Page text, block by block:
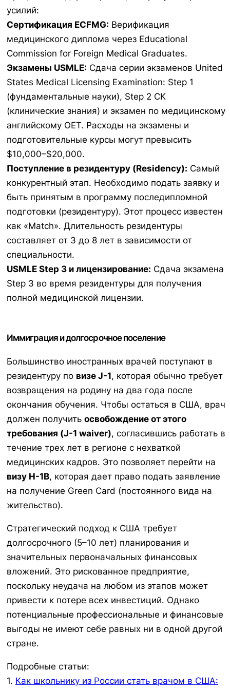
усилий:
Сертификация ECFMG: Верификация
медицинского диплома через Educational
Commission for Foreign Medical Graduates.
Экзамены USMLE: Сдача серии экзаменов United
States Medical Licensing Examination: Step 1
(фундаментальные науки), Step 2 CK
(клинические знания) и экзамен по медицинскому
английскому OET. Расходы на экзамены и
подготовительные курсы могут превысить
$10,000–$20,000.
Поступление в резидентуру (Residency): Самый
конкурентный этап. Необходимо подать заявку и
быть принятым в программу последипломной
подготовки (резидентуру). Этот процесс известен
как «Match». Длительность резидентуры
составляет от 3 до 8 лет в зависимости от
специальности.
USMLE Step 3 и лицензирование: Сдача экзамена
Step 3 во время резидентуры для получения
полной медицинской лицензии.
Иммиграция и долгосрочное поселение
Большинство иностранных врачей поступают в
резидентуру по визе J-1, которая обычно требует
возвращения на родину на два года после
окончания обучения. Чтобы остаться в США, врач
должен получить освобождение от этого
требования (J-1 waiver), согласившись работать в
течение трех лет в регионе с нехваткой
медицинских кадров. Это позволяет перейти на
визу H-1B, которая дает право подать заявление
на получение Green Card (постоянного вида на
жительство).
Стратегический подход к США требует
долгосрочного (5–10 лет) планирования и
значительных первоначальных финансовых
вложений. Это рискованное предприятие,
поскольку неудача на любом из этапов может
привести к потере всех инвестиций. Однако
потенциальные профессиональные и финансовые
выгоды не имеют себе равных ни в одной другой
стране.
Подробные статьи:
1. Как школьнику из России стать врачом в США: